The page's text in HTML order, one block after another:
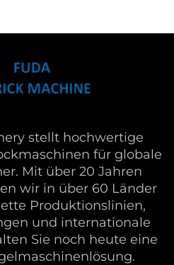
stellt hochwertige
für globale
Mit über 20 Jahren
wir in über 60 Länder
Produktionslinien,
und internationale
Sie noch heute eine